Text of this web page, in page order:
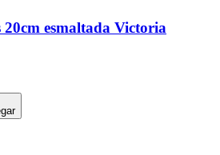
esmaltada Victoria